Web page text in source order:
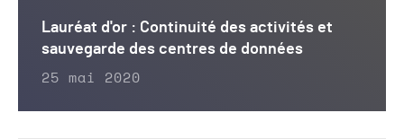
Lauréat d'or : Continuité des activités et
sauvegarde des centres de données
25 mai 2020